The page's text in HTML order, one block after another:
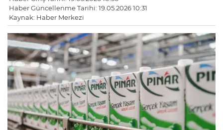
Haber Güncellenme Tarihi: 19.05.2026 10:31
Kaynak: Haber Merkezi